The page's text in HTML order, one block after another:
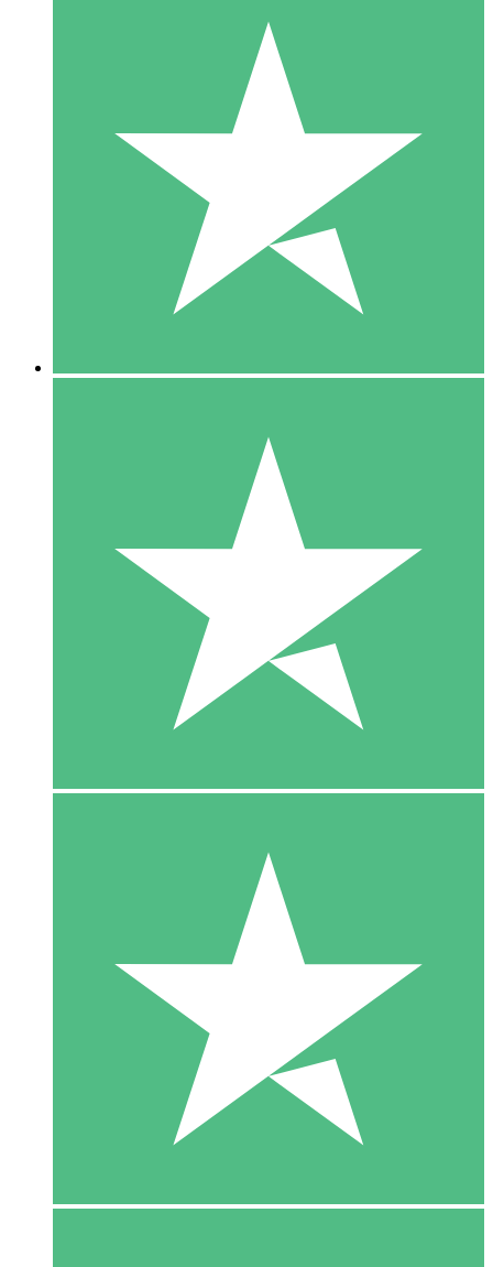
Individuelle Credit-Pakete
Zahlen Sie nach Bedarf mit Download-Credits. Keine
monatliche Verpflichtung erforderlich.
10 00
10 Downloads
20 00